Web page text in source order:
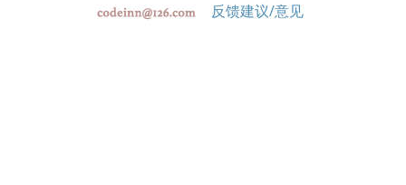
反馈建议/意见